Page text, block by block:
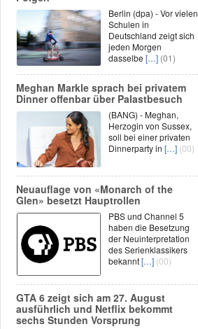
Berlin (dpa) - Vor vielen
Schulen in
Deutschland zeigt sich
jeden Morgen
dasselbe […] (01)
Meghan Markle sprach bei privatem
Dinner offenbar über Palastbesuch
(BANG) - Meghan,
Herzogin von Sussex,
soll bei einer privaten
Dinnerparty in […] (00)
Neuauflage von «Monarch of the
Glen» besetzt Hauptrollen
PBS und Channel 5
haben die Besetzung
der Neuinterpretation
des Serienklassikers
bekannt[…] (00)
GTA 6 zeigt sich am 27. August
ausführlich und Netflix bekommt
sechs Stunden Vorsprung